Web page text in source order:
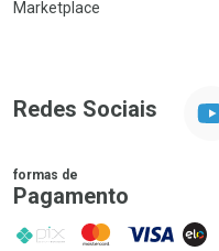
Marketplace
Redes Sociais
formas de
Pagamento
PIX MasterCard
VISA ELO